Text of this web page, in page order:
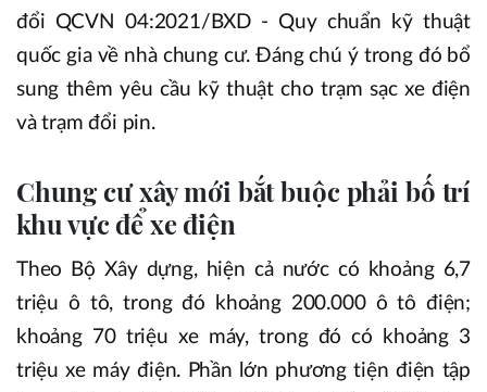
đổi QCVN 04:2021/BXD - Quy chuẩn kỹ thuật
quốc gia về nhà chung cư. Đáng chú ý trong đó bổ
sung thêm yêu cầu kỹ thuật cho trạm sạc xe điện
và trạm đổi pin.
Chung cư xây mới bắt buộc phải bố trí
khu vực để xe điện
Theo Bộ Xây dựng, hiện cả nước có khoảng 6,7
triệu ô tô, trong đó khoảng 200.000 ô tô điện;
khoảng 70 triệu xe máy, trong đó có khoảng 3
triệu xe máy điện. Phần lớn phương tiện điện tập